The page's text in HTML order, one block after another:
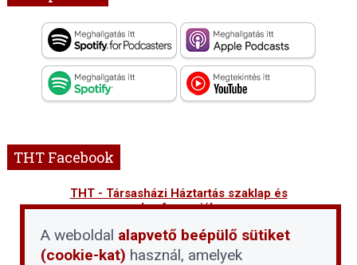
THT Facebook
THT - Társasházi Háztartás szaklap és
konferenciák
A weboldal alapvető beépülő sütiket
(cookie-kat) használ, amelyek